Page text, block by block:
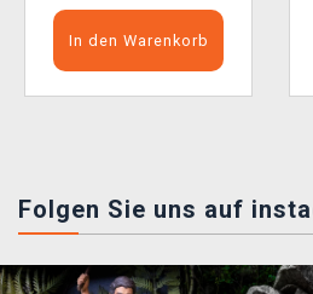
In den Warenkorb
Folgen Sie uns auf